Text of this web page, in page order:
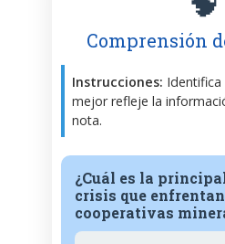
Comprensión
Instrucciones: Identifica
mejor refleje la
nota.
¿Cuál es la
crisis que
cooperativas